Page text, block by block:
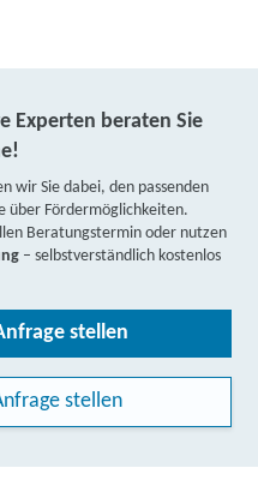
Experten beraten Sie
wir Sie dabei, den passenden
über Fördermöglichkeiten.
Beratungstermin oder nutzen
– selbstverständlich kostenlos
stellen
stellen